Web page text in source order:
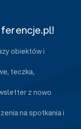
obiektów i
teczka,
z nowo
na spotkania i